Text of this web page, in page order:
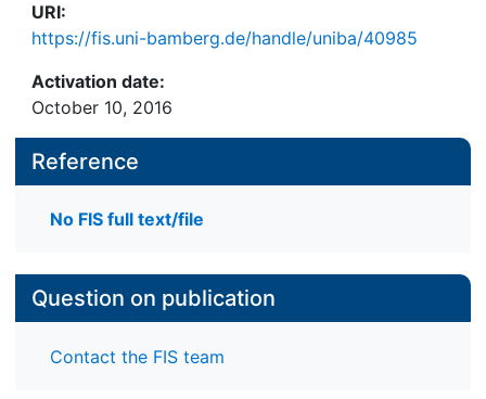
URI:
https://fis.uni-bamberg.de/handle/uniba/40985
Activation date:
October 10, 2016
Reference
No FIS full text/file
Question on publication
Contact the FIS team